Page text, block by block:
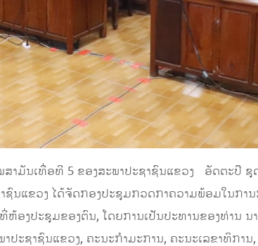
າມັນເທື່ອທີ 5 ຂອງສະພາປະຊາຊົນແຂວງ ອັດຕະປື
ຊົນແຂວງ ໄດ້ຈັດກອງປະຊຸມກວດກາຄວາມພ້ອມໃນກ
ອງປະຊຸມຂອງຕົນ, ໂດຍການເປັນປະທານຂອງທ່ານ ນ
ປະຊາຊົນແຂວງ, ຄະນະກໍາມະການ, ຄະນະເລຂາທິກ